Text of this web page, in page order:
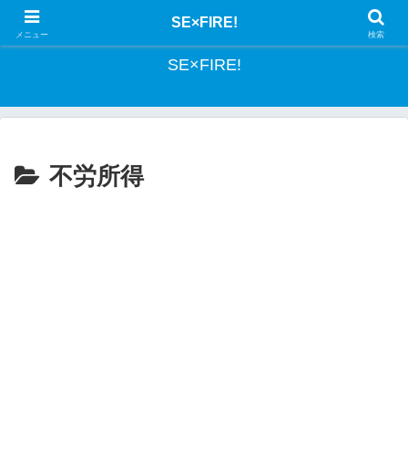
とあるSEの投資記録
SE×FIRE!
不労所得
メニュー
SE×FIRE!
検索